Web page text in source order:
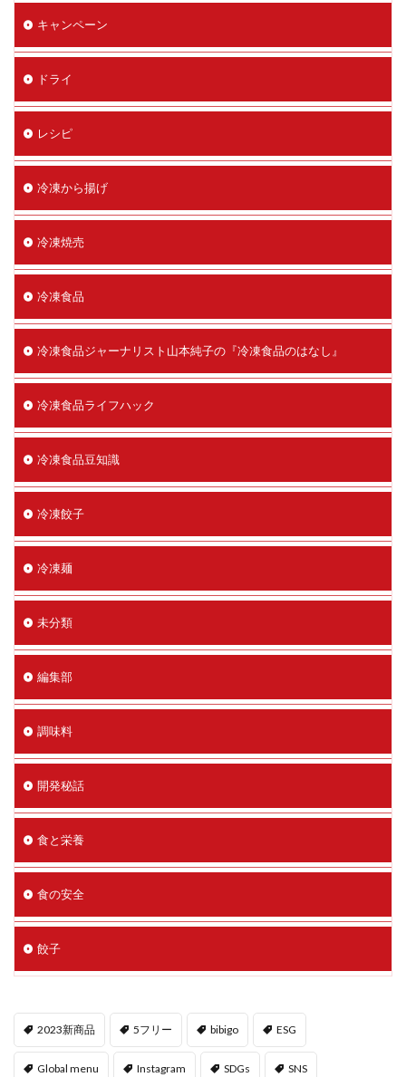
キャンペーン
ドライ
レシピ
冷凍から揚げ
冷凍焼売
冷凍食品
冷凍食品ジャーナリスト山本純子の『冷凍食品のはなし』
冷凍食品ライフハック
冷凍食品豆知識
冷凍餃子
冷凍麺
未分類
編集部
調味料
開発秘話
食と栄養
食の安全
餃子
2023新商品 5フリー bibigo ESG
Global menu Instagram SDGs SNS